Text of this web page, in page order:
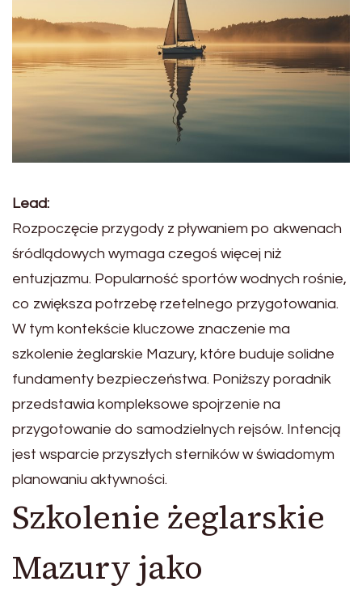
Lead:
Rozpoczęcie przygody z pływaniem po akwenach
śródlądowych wymaga czegoś więcej niż
entuzjazmu. Popularność sportów wodnych rośnie,
co zwiększa potrzebę rzetelnego przygotowania.
W tym kontekście kluczowe znaczenie ma
szkolenie żeglarskie Mazury, które buduje solidne
fundamenty bezpieczeństwa. Poniższy poradnik
przedstawia kompleksowe spojrzenie na
przygotowanie do samodzielnych rejsów. Intencją
jest wsparcie przyszłych sterników w świadomym
planowaniu aktywności.
Szkolenie żeglarskie
Mazury jako